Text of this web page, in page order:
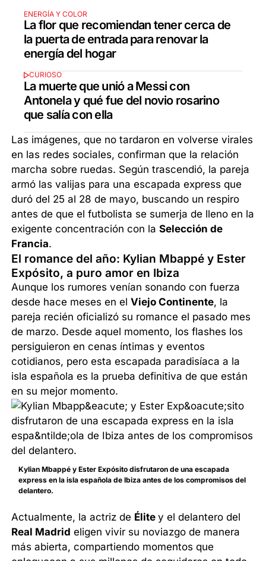
ENERGÍA Y COLOR
La flor que recomiendan tener cerca de
la puerta de entrada para renovar la
energía del hogar
CURIOSO
La muerte que unió a Messi con
Antonela y qué fue del novio rosarino
que salía con ella
Las imágenes, que no tardaron en volverse virales
en las redes sociales, confirman que la relación
marcha sobre ruedas. Según trascendió, la pareja
armó las valijas para una escapada express que
duró del 25 al 28 de mayo, buscando un respiro
antes de que el futbolista se sumerja de lleno en la
exigente concentración con laSelección de
Francia.
El romance del año: Kylian Mbappé y Ester
Expósito, a puro amor en Ibiza
Aunque los rumores venían sonando con fuerza
desde hace meses en elViejo Continente, la
pareja recién oficializó su romance el pasado mes
de marzo. Desde aquel momento, los flashes los
persiguieron en cenas íntimas y eventos
cotidianos, pero esta escapada paradisíaca a la
isla española es la prueba definitiva de que están
en su mejor momento.
Kylian Mbappé y Ester Expósito disfrutaron de una escapada
express en la isla española de Ibiza antes de los compromisos del
delantero.
Actualmente, la actriz de Élitey el delantero del
Real Madrid eligen vivir su noviazgo de manera
más abierta, compartiendo momentos que